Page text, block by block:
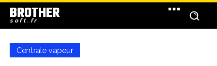
BROTHER
soft.fr
Centrale vapeur